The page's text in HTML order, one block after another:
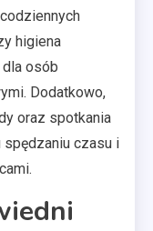
higiena
osób
Dodatkowo,
oraz spotkania
spędzaniu czasu i